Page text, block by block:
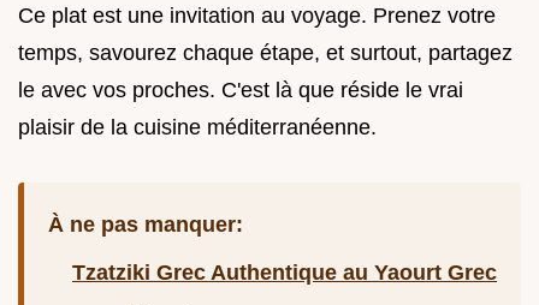
Ce plat est une invitation au voyage. Prenez votre
temps, savourez chaque étape, et surtout, partagez
le avec vos proches. C'est là que réside le vrai
plaisir de la cuisine méditerranéenne.
À ne pas manquer:
Tzatziki Grec Authentique au Yaourt Grec